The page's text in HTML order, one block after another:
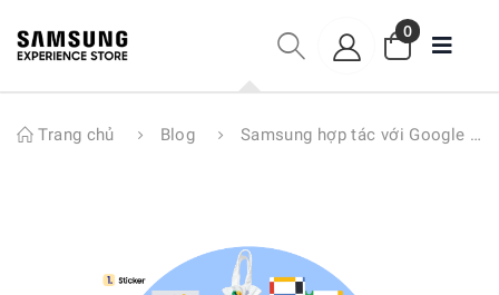
0
Trang chủ Blog Samsung hợp tác với Google ra mắt bộ quà tặng phụ kiện Galaxy Z Flip4 cực độc đáo